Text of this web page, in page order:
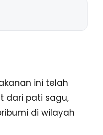
ini telah
dari pati sagu,
di wilayah